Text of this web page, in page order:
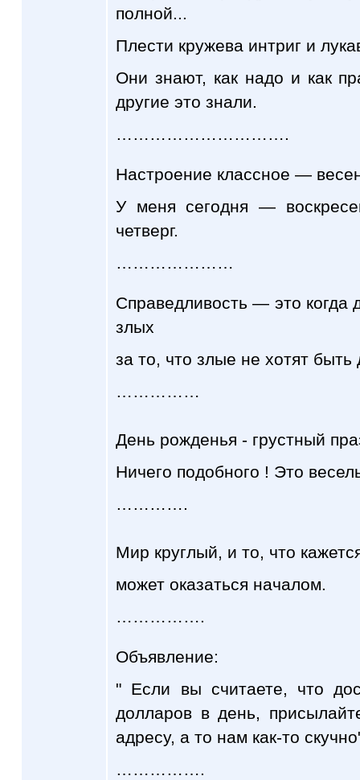
полной...
Плести кружева интриг и
Они знают, как надо и как
другие это знали.
………………………….
Настроение классное —
У меня сегодня —
четверг.
…………………
Справедливость — это
злых
за то, что злые не хотят
……………
День рожденья - грустный
Ничего подобного ! Это
………….
Мир круглый, и то, что
может оказаться началом.
…………….
Объявление:
" Если вы считаете, что
долларов в день,
адресу, а то нам как-то
…………….